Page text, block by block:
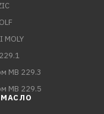
MB 229.3
MB 229.5